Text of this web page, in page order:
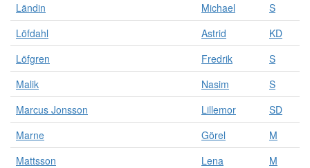
Ländin
Michael
S
Löfdahl
Astrid
KD
Löfgren
Fredrik
S
Malik
Nasim
S
Marcus Jonsson
Lillemor
SD
Marne
Görel
M
Mattsson
Lena
M